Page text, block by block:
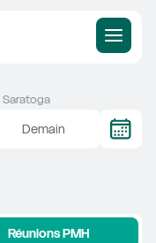
Saratoga
Demain
Réunions PMH